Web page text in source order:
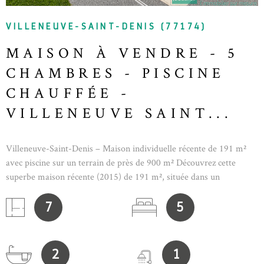
VILLENEUVE-SAINT-DENIS (77174)
MAISON À VENDRE - 5
CHAMBRES - PISCINE
CHAUFFÉE -
VILLENEUVE SAINT...
Villeneuve-Saint-Denis – Maison individuelle récente de 191 m²
avec piscine sur un terrain de près de 900 m² Découvrez cette
superbe maison récente (2015) de 191 m², située dans un
environnement calme et recherché de Villeneuve-Saint-Denis.
Édifiée sur un terrain d'environ 900 m², elle offre des prestations
de qualité, de beaux volumes et un cadre de vie idéal pour toute la
entretenu avec une piscine, parfaite pour les beaux jours, ainsi que
d'un garage.Au rez-de-chaussée, la maison propose une spacieuse
7 5
2 1